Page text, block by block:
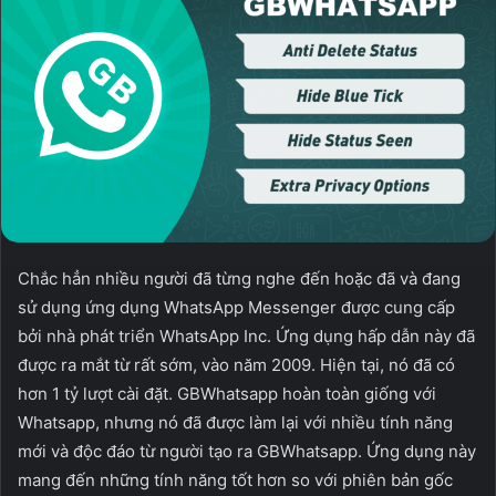
Chắc hẳn nhiều người đã từng nghe đến hoặc đã và đang
sử dụng ứng dụng WhatsApp Messenger được cung cấp
bởi nhà phát triển WhatsApp Inc. Ứng dụng hấp dẫn này đã
được ra mắt từ rất sớm, vào năm 2009. Hiện tại, nó đã có
hơn 1 tỷ lượt cài đặt. GBWhatsapp hoàn toàn giống với
Whatsapp, nhưng nó đã được làm lại với nhiều tính năng
mới và độc đáo từ người tạo ra GBWhatsapp. Ứng dụng này
mang đến những tính năng tốt hơn so với phiên bản gốc